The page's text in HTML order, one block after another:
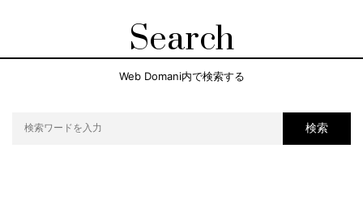
Search
Web Domani内で検索する
検索